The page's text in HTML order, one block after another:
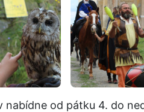
nabídne od pátku 4. do